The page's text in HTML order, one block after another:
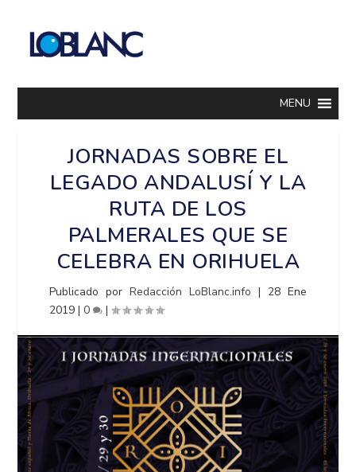
MENU
JORNADAS SOBRE EL
LEGADO ANDALUSÍ Y LA
RUTA DE LOS
PALMERALES QUE SE
CELEBRA EN ORIHUELA
Publicado porRedacción LoBlanc.info | 28 Ene
2019 |0 |